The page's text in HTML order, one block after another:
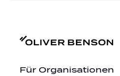
Für Organisationen